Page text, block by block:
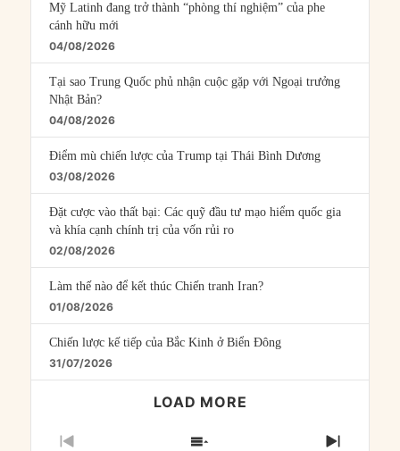
Mỹ Latinh đang trở thành “phòng thí nghiệm” của phe
cánh hữu mới
04/08/2026
Tại sao Trung Quốc phủ nhận cuộc gặp với Ngoại trưởng
Nhật Bản?
04/08/2026
Điểm mù chiến lược của Trump tại Thái Bình Dương
03/08/2026
Đặt cược vào thất bại: Các quỹ đầu tư mạo hiểm quốc gia
và khía cạnh chính trị của vốn rủi ro
02/08/2026
Làm thế nào để kết thúc Chiến tranh Iran?
01/08/2026
Chiến lược kế tiếp của Bắc Kinh ở Biển Đông
31/07/2026
LOAD MORE